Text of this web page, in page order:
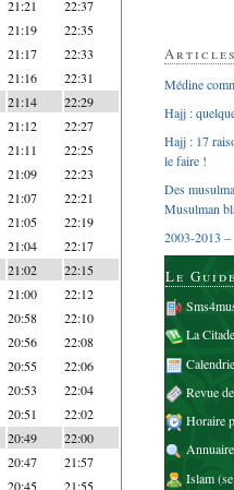
21:21 22:37
21:19 22:35
21:17 22:33
21:16 22:31
21:14 22:29
21:12 22:27
21:11 22:25
21:09 22:23
21:07 22:21
21:05 22:19
21:04 22:17
21:02 22:15
21:00 22:12
20:58 22:10
20:56 22:08
20:55 22:06
20:53 22:04
20:51 22:02
20:49 22:00
20:47 21:57
20:45 21:55
Médine
Hajj :
Hajj : 17
le faire !
Des
Musulman
2003-2013 –
Le
La
Revue
Horaire
Islam